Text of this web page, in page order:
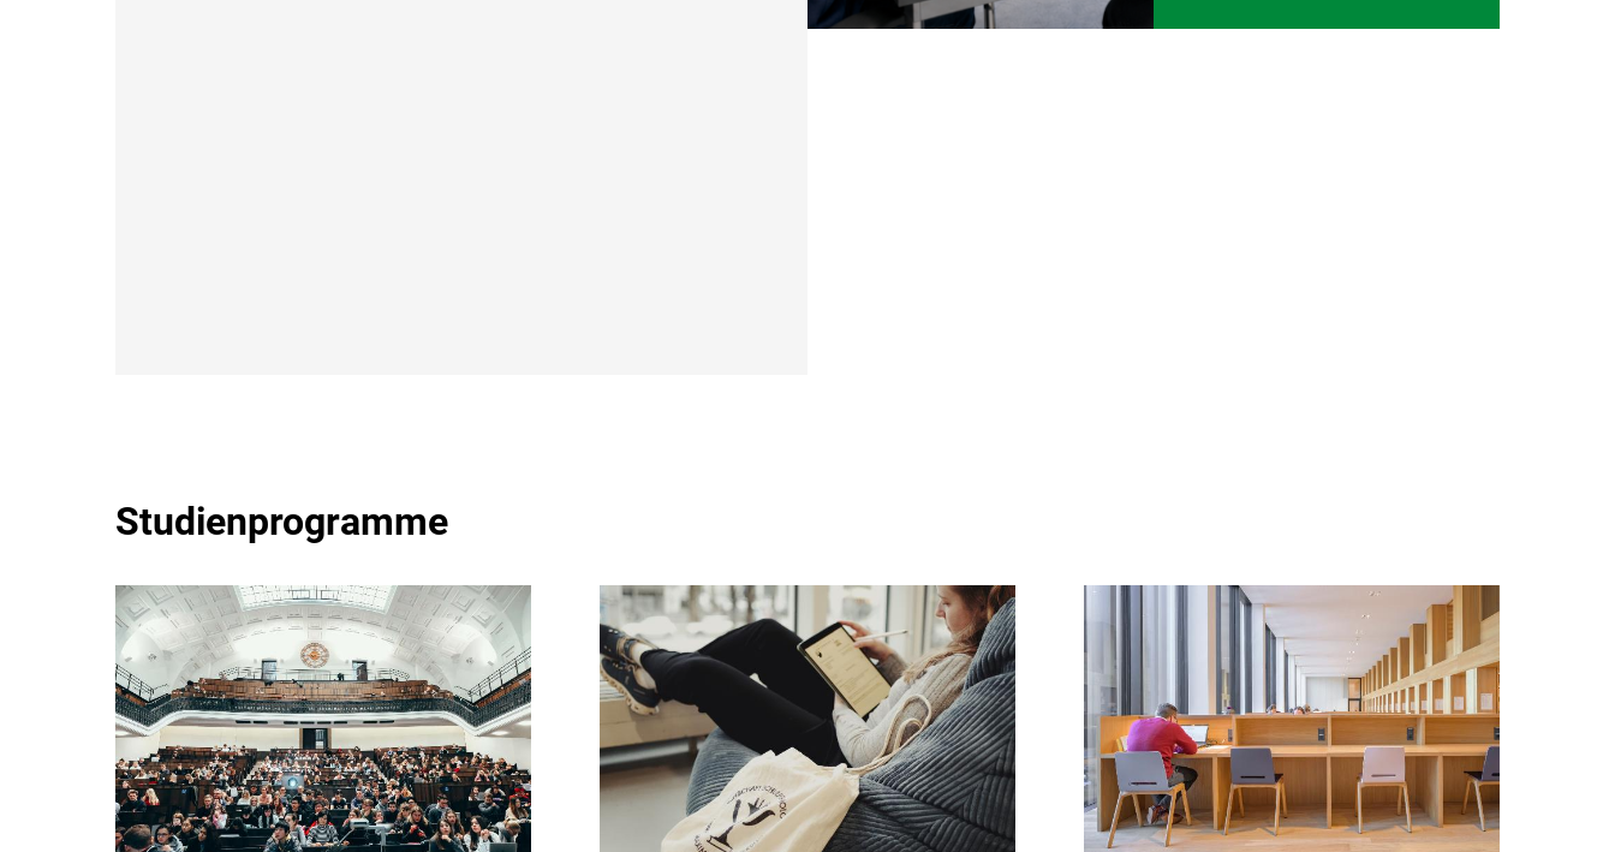
Studienprogramme